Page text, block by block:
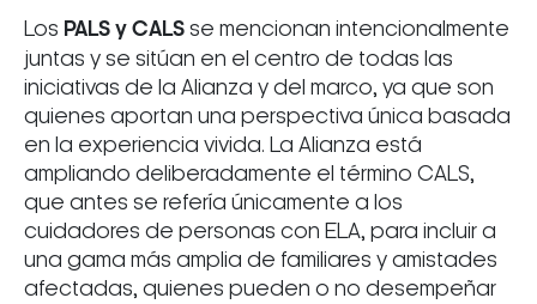
Los PALS y CALS se mencionan intencionalmente
juntas y se sitúan en el centro de todas las
iniciativas de la Alianza y del marco, ya que son
quienes aportan una perspectiva única basada
en la experiencia vivida. La Alianza está
ampliando deliberadamente el término CALS,
que antes se refería únicamente a los
cuidadores de personas con ELA, para incluir a
una gama más amplia de familiares y amistades
afectadas, quienes pueden o no desempeñar